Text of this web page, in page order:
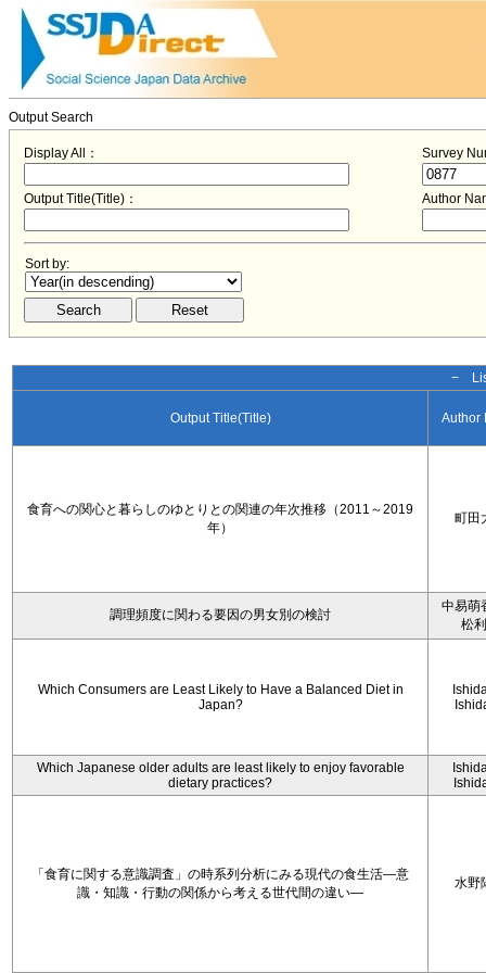
Output Search
Display All： Survey
Output Title(Title)： Author
Sort by:
−
Output Title(Title) Author
食育への関心と暮らしのゆとりとの関連の年次推移（2011～2019
年）
町田
調理頻度に関わる要因の男女別の検討
中易萌
松
Which Consumers are Least Likely to Have a Balanced Diet in
Japan?
Which Japanese older adults are least likely to enjoy favorable
dietary practices?
「食育に関する意識調査」の時系列分析にみる現代の食生活―意
識・知識・行動の関係から考える世代間の違い―
水野